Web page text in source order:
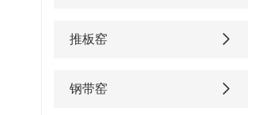
推板窑
钢带窑